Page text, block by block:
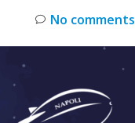
No comments